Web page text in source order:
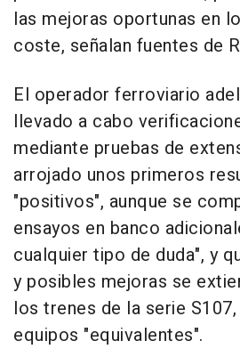
las mejoras oportunas en
coste, señalan fuentes de
El operador ferroviario
llevado a cabo
mediante pruebas de
arrojado unos primeros
"positivos", aunque se
ensayos en banco
cualquier tipo de duda", y
y posibles mejoras se
los trenes de la serie
equipos "equivalentes".